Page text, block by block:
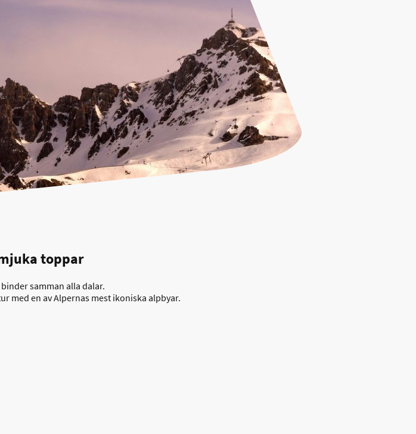
toppar
samman alla dalar.
med en av Alpernas mest ikoniska alpbyar.